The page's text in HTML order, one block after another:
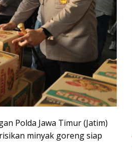
Polda Jawa Timur (Jatim)
minyak goreng siap